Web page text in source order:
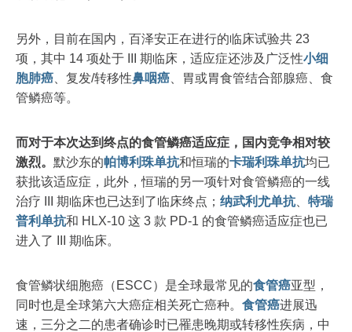
另外，目前在国内，百泽安正在进行的临床试验共 23
项，其中 14 项处于 III 期临床，适应症还涉及广泛性小细
胞肺癌 、复发/转移性鼻咽癌 、胃或胃食管结合部腺癌、食
管鳞癌等。
而对于本次达到终点的食管鳞癌适应症，国内竞争相对较
激烈。 默沙东的帕博利珠单抗和恒瑞的卡瑞利珠单抗均已
获批该适应症，此外，恒瑞的另一项针对食管鳞癌的一线
治疗 III 期临床也已达到了临床终点； 纳武利尤单抗、 特瑞
普利单抗和 HLX-10 这 3 款 PD-1 的食管鳞癌适应症也已
进入了 III 期临床。
食管鳞状细胞癌（ESCC）是全球最常见的食管癌亚型，
同时也是全球第六大癌症相关死亡癌种。 食管癌进展迅
速，三分之二的患者确诊时已罹患晚期或转移性疾病，中